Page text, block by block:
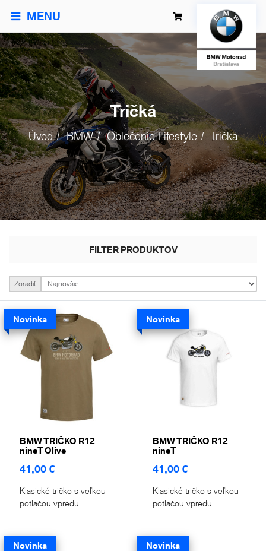
MENU
Tričká
Úvod BMW Oblečenie Lifestyle Tričká
FILTER PRODUKTOV
Zoradiť
Novinka
BMW TRIČKO R12
nineT Olive
41,00 €
Klasické tričko s veľkou
potlačou vpredu
Novinka
BMW TRIČKO R12
nineT
41,00 €
Klasické tričko s veľkou
potlačou vpredu
Novinka Novinka